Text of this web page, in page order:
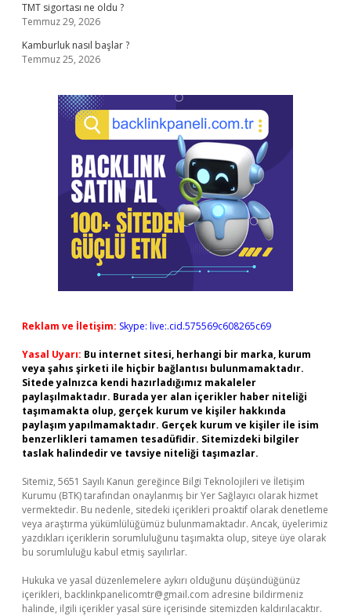
TMT sigortası ne oldu ?
Temmuz 29, 2026
Kamburluk nasıl başlar ?
Temmuz 25, 2026
Reklam ve İletişim: Skype: live:.cid.575569c608265c69
Yasal Uyarı: Bu internet sitesi, herhangi bir marka, kurum
veya şahıs şirketi ile hiçbir bağlantısı bulunmamaktadır.
Sitede yalnızca kendi hazırladığımız makaleler
paylaşılmaktadır. Burada yer alan içerikler haber niteliği
taşımamakta olup, gerçek kurum ve kişiler hakkında
paylaşım yapılmamaktadır. Gerçek kurum ve kişiler ile isim
benzerlikleri tamamen tesadüfidir. Sitemizdeki bilgiler
taslak halindedir ve tavsiye niteliği taşımazlar.
Sitemiz, 5651 Sayılı Kanun gereğince Bilgi Teknolojileri ve İletişim
Kurumu (BTK) tarafından onaylanmış bir Yer Sağlayıcı olarak hizmet
vermektedir. Bu nedenle, sitedeki içerikleri proaktif olarak denetleme
veya araştırma yükümlülüğümüz bulunmamaktadır. Ancak, üyelerimiz
yazdıkları içeriklerin sorumluluğunu taşımakta olup, siteye üye olarak
bu sorumluluğu kabul etmiş sayılırlar.
Hukuka ve yasal düzenlemelere aykırı olduğunu düşündüğünüz
içerikleri, backlinkpanelicomtr@gmail.com adresine bildirmeniz
halinde, ilgili içerikler yasal süre içerisinde sitemizden kaldırılacaktır.